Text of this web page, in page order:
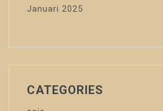
Januari 2025
CATEGORIES